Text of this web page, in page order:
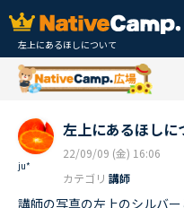
左上にあるほしについて
ju*
左上にあるほしに
22/09/09 (金) 16:06
カテゴリ 講師
講師の写真の左上のシルバ